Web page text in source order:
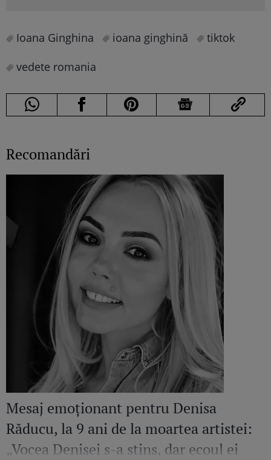
Ioana Ginghina ioana ginghină
tiktok
vedete romania
Recomandări
Mesaj emoționant pentru Denisa
Răducu, la 9 ani de la moartea artistei:
„Vocea Denisei s-a stins, dar ecoul ei